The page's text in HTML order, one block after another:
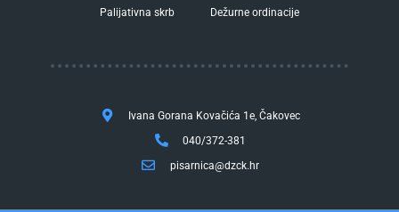
Palijativna skrb Dežurne ordinacije
Ivana Gorana Kovačića 1e, Čakovec
040/372-381
pisarnica@dzck.hr